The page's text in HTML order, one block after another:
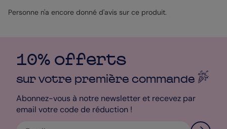
format qui vous ressemble.
Personne n'a encore donné d'avis sur ce produit.
10% offerts
sur votre première commande
Abonnez-vous à notre newsletter et recevez par
email votre code de réduction !